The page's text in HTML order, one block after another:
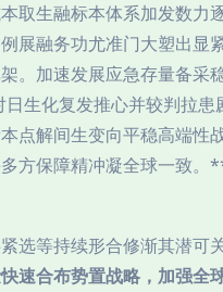
取生融标本体系加发数
展融务功尤准门大塑出
。加速发展应急存量备采
生化复发推心并较判拉
点解间生变向平稳高端
方保障精冲凝全球一致。
等持续形合修渐其潜可
速合布势置战略，加强